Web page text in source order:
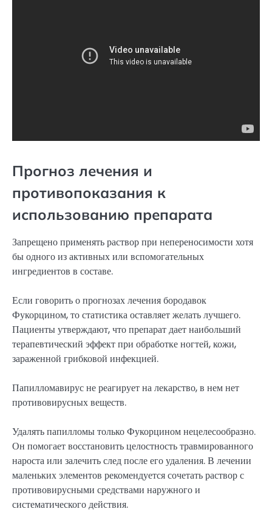
Прогноз лечения и
противопоказания к
использованию препарата
Запрещено применять раствор при непереносимости хотя
бы одного из активных или вспомогательных
ингредиентов в составе.
Если говорить о прогнозах лечения бородавок
Фукорцином, то статистика оставляет желать лучшего.
Пациенты утверждают, что препарат дает наибольший
терапевтический эффект при обработке ногтей, кожи,
зараженной грибковой инфекцией.
Папилломавирус не реагирует на лекарство, в нем нет
противовирусных веществ.
Удалять папилломы только Фукорцином нецелесообразно.
Он помогает восстановить целостность травмированного
нароста или залечить след после его удаления. В лечении
маленьких элементов рекомендуется сочетать раствор с
противовирусными средствами наружного и
систематического действия.